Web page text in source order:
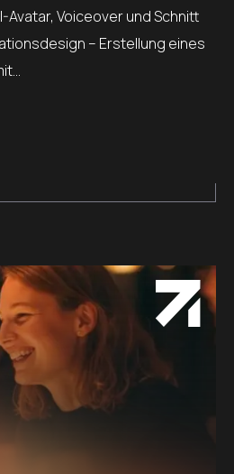
Avatar, Voiceover und Schnitt
– Erstellung eines